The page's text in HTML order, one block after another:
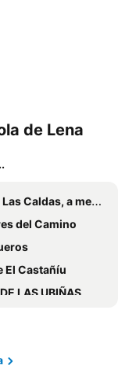
de Lena
a member of Radisson Individuals
del Camino
El Castañíu
LAS UBIÑAS
Cristina De Lena